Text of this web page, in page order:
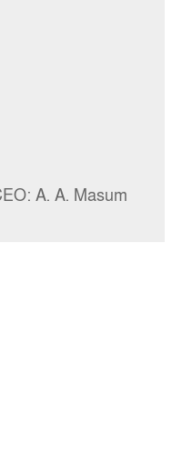
A. A. Masum